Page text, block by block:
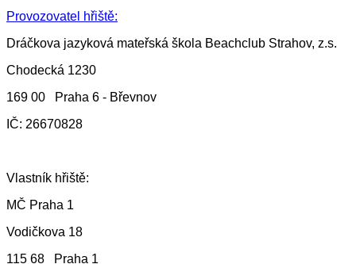
Provozovatel hřiště:
Dráčkova jazyková mateřská škola Beachclub Strahov, z.s.
Chodecká 1230
169 00 Praha 6 - Břevnov
IČ: 26670828
Vlastník hřiště:
MČ Praha 1
Vodičkova 18
115 68 Praha 1